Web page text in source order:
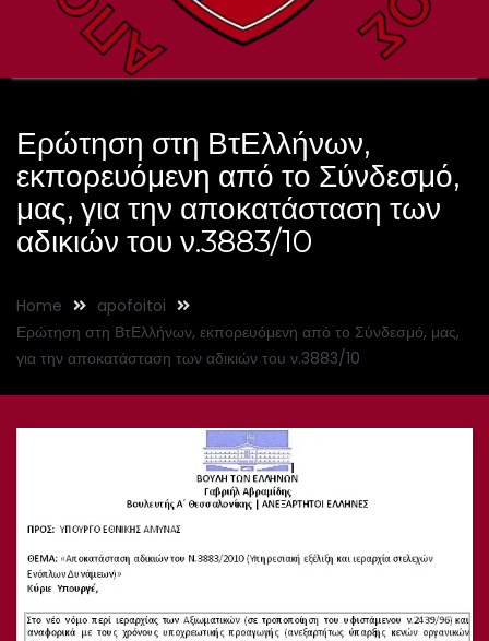
Ερώτηση στη ΒτΕλλήνων,
εκπορευόμενη από το Σύνδεσμό,
μας, για την αποκατάσταση των
αδικιών του ν.3883/10
Home
apofoitoi
Ερώτηση στη ΒτΕλλήνων, εκπορευόμενη από το Σύνδεσμό, μας,
για την αποκατάσταση των αδικιών του ν.3883/10